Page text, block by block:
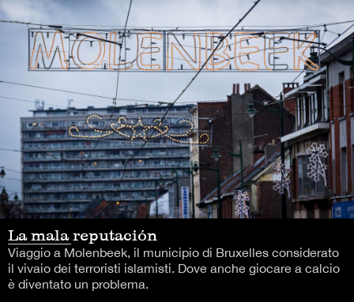
La mala reputación
Viaggio a Molenbeek, il municipio di Bruxelles considerato
il vivaio dei terroristi islamisti. Dove anche giocare a calcio
è diventato un problema.